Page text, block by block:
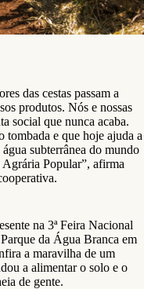
das cestas passam a
produtos. Nós e nossas
social que nunca acaba.
tombada e que hoje ajuda a
subterrânea do mundo
Popular”, afirma
na 3ª Feira Nacional
da Água Branca em
a maravilha de um
a alimentar o solo e o
de gente.